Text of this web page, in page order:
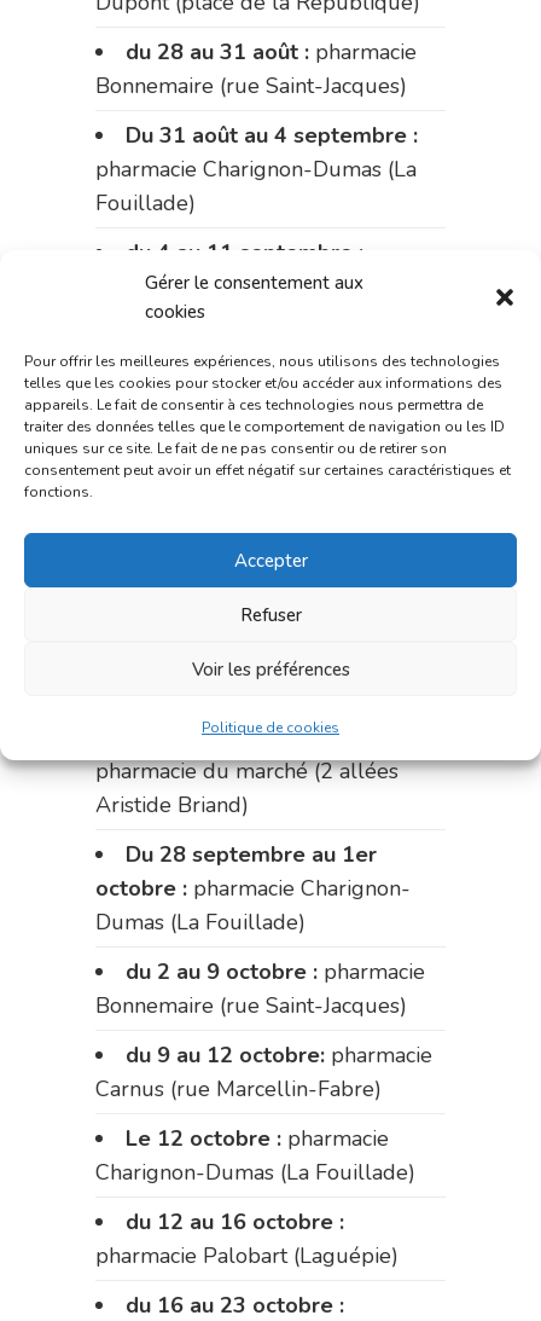
Gérer le consentement aux
cookies
Pour offrir les meilleures expériences, nous utilisons des technologies
telles que les cookies pour stocker et/ou accéder aux informations des
appareils. Le fait de consentir à ces technologies nous permettra de
traiter des données telles que le comportement de navigation ou les ID
uniques sur ce site. Le fait de ne pas consentir ou de retirer son
consentement peut avoir un effet négatif sur certaines caractéristiques et
fonctions.
Accepter
Refuser
Voir les préférences
Politique de cookies
du 28 au 31 août : pharmacie
Bonnemaire (rue Saint-Jacques)
Du 31 août au 4 septembre :
pharmacie Charignon-Dumas (La
Fouillade)
du 4 au 11 septembre :
pharmacie Carnus (rue Marcellin-
Fabre)
du 11 au 14 septembre :
pharmacie Dupont (place de la
République)
Le 14 septembre :
du 14 au 18 septembre :
pharmacie Palobart (Laguépie)
du 18 au 25 septembre :
pharmacie Fontanges
du 25 au 28 septembre :
pharmacie du marché (2 allées
Aristide Briand)
Du 28 septembre au 1er
octobre : pharmacie Charignon-
Dumas (La Fouillade)
du 2 au 9 octobre : pharmacie
Bonnemaire (rue Saint-Jacques)
du 9 au 12 octobre: pharmacie
Carnus (rue Marcellin-Fabre)
Le 12 octobre : pharmacie
Charignon-Dumas (La Fouillade)
du 12 au 16 octobre :
pharmacie Palobart (Laguépie)
du 16 au 23 octobre :